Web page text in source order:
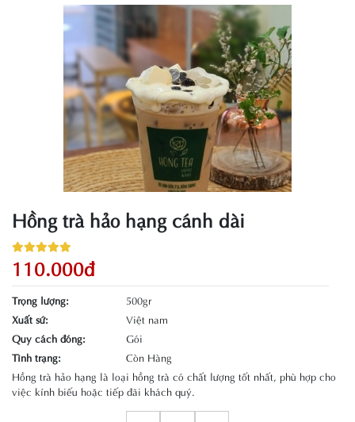
Hồng trà hảo hạng cánh dài
110.000đ
Trọng lượng:
Xuất sứ:
Quy cách đóng:
Tình trạng:
500gr
Việt nam
Gói
Còn Hàng
Hồng trà hảo hạng là loại hồng trà có chất lượng tốt nhất, phù hợp cho
việc kính biếu hoặc tiếp đãi khách quý.